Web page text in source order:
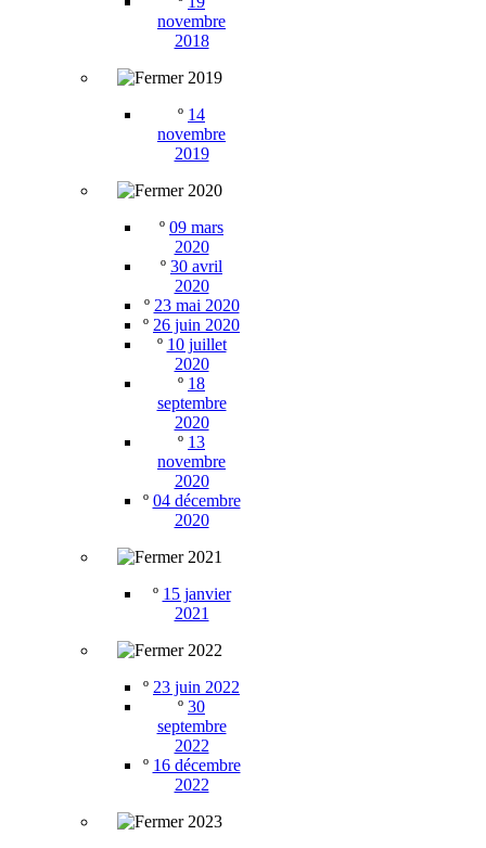
novembre
2018
2019
º 14
novembre
2019
2020
º 09 mars
2020
º 30 avril
2020
º 23 mai 2020
º 26 juin 2020
º 10 juillet
2020
º 18
septembre
2020
º 13
novembre
2020
º 04 décembre
2020
2021
º 15 janvier
2021
2022
º 23 juin 2022
º 30
septembre
2022
º 16 décembre
2022
2023